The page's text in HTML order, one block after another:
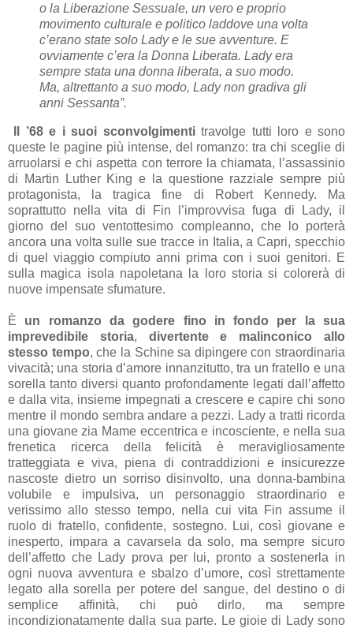
o la Liberazione Sessuale, un vero e proprio
movimento culturale e politico laddove una volta
c’erano state solo Lady e le sue avventure. E
ovviamente c’era la Donna Liberata. Lady era
sempre stata una donna liberata, a suo modo.
Ma, altrettanto a suo modo, Lady non gradiva gli
anni Sessanta”.
Il ’68 e i suoi sconvolgimentitravolge tutti loro e sono
queste le pagine più intense, del romanzo: tra chi sceglie di
arruolarsi e chi aspetta con terrore la chiamata, l’assassinio
di Martin Luther King e la questione razziale sempre più
protagonista, la tragica fine di Robert Kennedy. Ma
soprattutto nella vita di Fin l’improvvisa fuga di Lady, il
giorno del suo ventottesimo compleanno, che lo porterà
ancora una volta sulle sue tracce in Italia, a Capri, specchio
di quel viaggio compiuto anni prima con i suoi genitori. E
sulla magica isola napoletana la loro storia si colorerà di
nuove impensate sfumature.
È un romanzo da godere fino in fondo per la sua
imprevedibile storia, divertente e malinconico allo
stesso tempo, che la Schine sa dipingere con straordinaria
vivacità; una storia d’amore innanzitutto, tra un fratello e una
sorella tanto diversi quanto profondamente legati dall’affetto
e dalla vita, insieme impegnati a crescere e capire chi sono
mentre il mondo sembra andare a pezzi. Lady a tratti ricorda
una giovane zia Mame eccentrica e incosciente, e nella sua
frenetica ricerca della felicità è meravigliosamente
tratteggiata e viva, piena di contraddizioni e insicurezze
nascoste dietro un sorriso disinvolto, una donna-bambina
volubile e impulsiva, un personaggio straordinario e
verissimo allo stesso tempo, nella cui vita Fin assume il
ruolo di fratello, confidente, sostegno. Lui, così giovane e
inesperto, impara a cavarsela da solo, ma sempre sicuro
dell’affetto che Lady prova per lui, pronto a sostenerla in
ogni nuova avventura e sbalzo d’umore, così strettamente
legato alla sorella per potere del sangue, del destino o di
semplice affinità, chi può dirlo, ma sempre
incondizionatamente dalla sua parte. Le gioie di Lady sono